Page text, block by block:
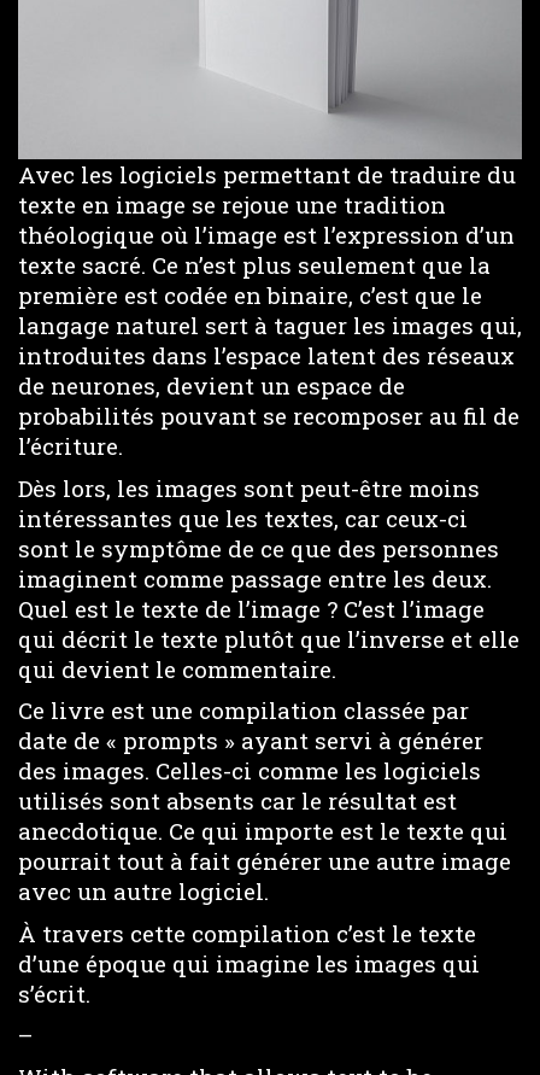
Avec les logiciels permettant de traduire du
texte en image se rejoue une tradition
théologique où l’image est l’expression d’un
texte sacré. Ce n’est plus seulement que la
première est codée en binaire, c’est que le
langage naturel sert à taguer les images qui,
introduites dans l’espace latent des réseaux
de neurones, devient un espace de
probabilités pouvant se recomposer au fil de
l’écriture.
Dès lors, les images sont peut-être moins
intéressantes que les textes, car ceux-ci
sont le symptôme de ce que des personnes
imaginent comme passage entre les deux.
Quel est le texte de l’image ? C’est l’image
qui décrit le texte plutôt que l’inverse et elle
qui devient le commentaire.
Ce livre est une compilation classée par
date de « prompts » ayant servi à générer
des images. Celles-ci comme les logiciels
utilisés sont absents car le résultat est
anecdotique. Ce qui importe est le texte qui
pourrait tout à fait générer une autre image
avec un autre logiciel.
À travers cette compilation c’est le texte
d’une époque qui imagine les images qui
s’écrit.
–